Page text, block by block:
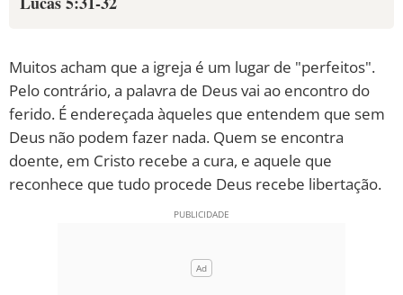
Muitos acham que a igreja é um lugar de "perfeitos".
Pelo contrário, a palavra de Deus vai ao encontro do
ferido. É endereçada àqueles que entendem que sem
Deus não podem fazer nada. Quem se encontra
doente, em Cristo recebe a cura, e aquele que
reconhece que tudo procede Deus recebe libertação.